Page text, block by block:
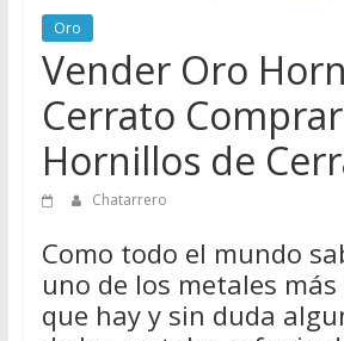
Chatarreros
para
vender
Chatarra
Oro
Vender Oro
Cerrato
Hornillos de
Chatarrero
Como todo el mundo
uno de los metales
que hay y sin duda